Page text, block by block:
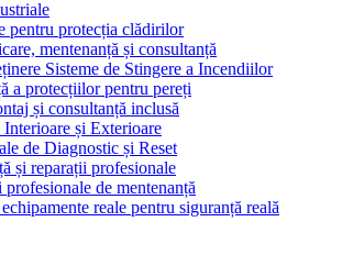
pentru protecția clădirilor
mentenanță și consultanță
Sisteme de Stingere a Incendiilor
a protecțiilor pentru pereți
și consultanță inclusă
și Exterioare
de Diagnostic și Reset
și reparații profesionale
de mentenanță
reale pentru siguranță reală